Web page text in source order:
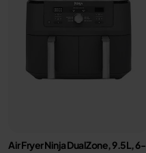
Air Fryer Ninja DualZone, 9.5L, 6-